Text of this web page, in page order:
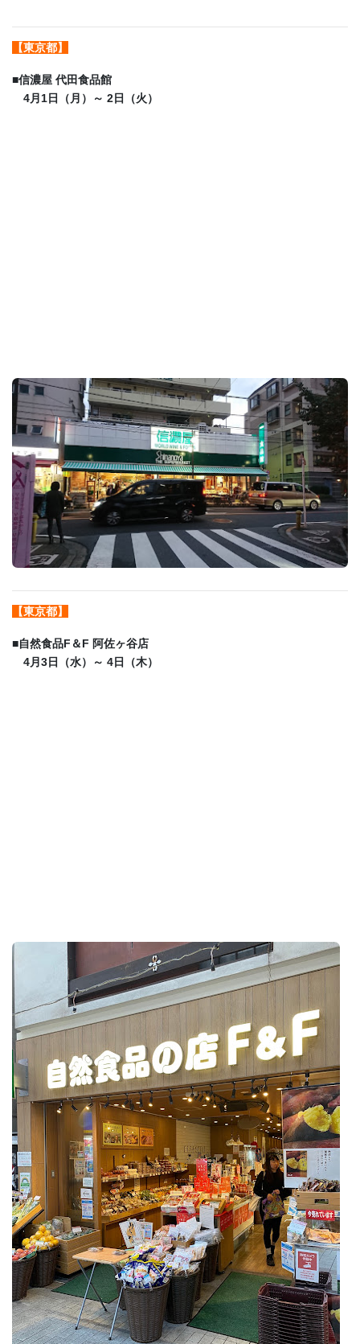
【東京都】
■信濃屋 代田食品館
4月1日（月）～ 2日（火）
【東京都】
■自然食品F＆F 阿佐ヶ谷店
4月3日（水）～ 4日（木）